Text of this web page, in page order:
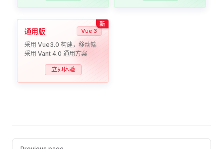
新
通用版 Vue 3
采用 Vue3.0 构建，移动端
采用 Vant 4.0 通用方案
立即体验
Pager